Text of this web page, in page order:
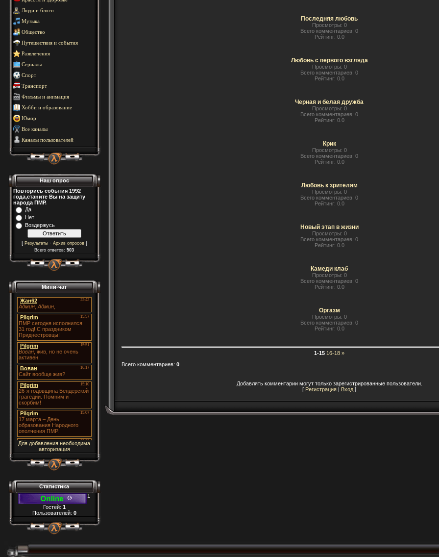
Люди и блоги
Музыка
Общество
Путешествия и события
Развлечения
Сериалы
Спорт
Транспорт
Фильмы и анимация
Хобби и образование
Юмор
Все каналы
Каналы пользователей
Наш опрос
Повторись события 1992
года,станите Вы на защиту
народа ПМР.
Да
Нет
Воздержусь
[ Результаты· Архив опросов]
Всего ответов: 503
Мини-чат
Для добавления необходима
авторизация
Статистика
1
Гостей: 1
Пользователей: 0
Последняя любовь
Просмотры: 0
Всего комментариев: 0
Рейтинг: 0.0
Любовь с первого взгляда
Просмотры: 0
Всего комментариев: 0
Рейтинг: 0.0
Черная и белая дружба
Просмотры: 0
Всего комментариев: 0
Рейтинг: 0.0
Крик
Просмотры: 0
Всего комментариев: 0
Рейтинг: 0.0
Любовь к зрителям
Просмотры: 0
Всего комментариев: 0
Рейтинг: 0.0
Новый этап в жизни
Просмотры: 0
Всего комментариев: 0
Рейтинг: 0.0
Камеди клаб
Просмотры: 0
Всего комментариев: 0
Рейтинг: 0.0
Оргазм
Просмотры: 0
Всего комментариев: 0
Рейтинг: 0.0
1-15 16-18 »
Всего комментариев: 0
Добавлять комментарии могут только зарегистрированные пользователи.
[ Регистрация Вход ]